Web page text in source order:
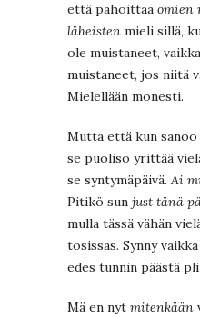
että pahoittaa omien
läheisten mieli sillä,
ole muistaneet,
muistaneet, jos niitä
Mielellään monesti.
Mutta että kun sanoo
se puoliso yrittää
se syntymäpäivä. Ai
Pitikö sun just tänä
mulla tässä vähän
tosissas. Synny
edes tunnin päästä
Mä en nyt mitenkään